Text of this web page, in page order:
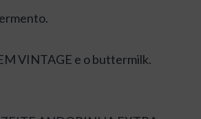
VINTAGE e o buttermilk.